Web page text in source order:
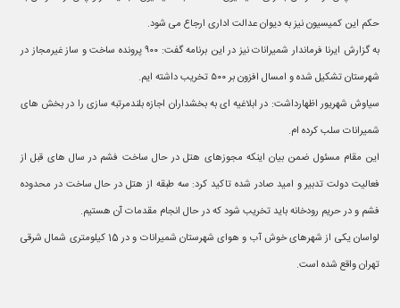
حکم این کمیسیون نیز به دیوان عدالت اداری ارجاع می شود.
به گزارش ایرنا فرماندار شمیرانات نیز در این برنامه گفت: ۹۰۰ پرونده ساخت و ساز غیرمجاز در
شهرستان تشکیل شده و امسال افزون بر ۵۰۰ تخریب داشته ایم.
سیاوش شهریور اظهارداشت: در ابلاغیه ای به بخشداران اجازه بلندمرتبه سازی را در بخش های
شمیرانات سلب کرده ام.
این مقام مسئول ضمن بیان اینکه مجوزهای هتل در حال ساخت فشم در سال های قبل از
فعالیت دولت تدبیر و امید صادر شده تاکید کرد: سه طبقه از هتل در حال ساخت در محدوده
فشم و در حریم رودخانه باید تخریب شود که در حال انجام مقدمات آن هستیم.
لواسان یکی از شهرهای خوش آب و هوای شهرستان شمیرانات و در 15 کیلومتری شمال شرقی
تهران واقع شده است.